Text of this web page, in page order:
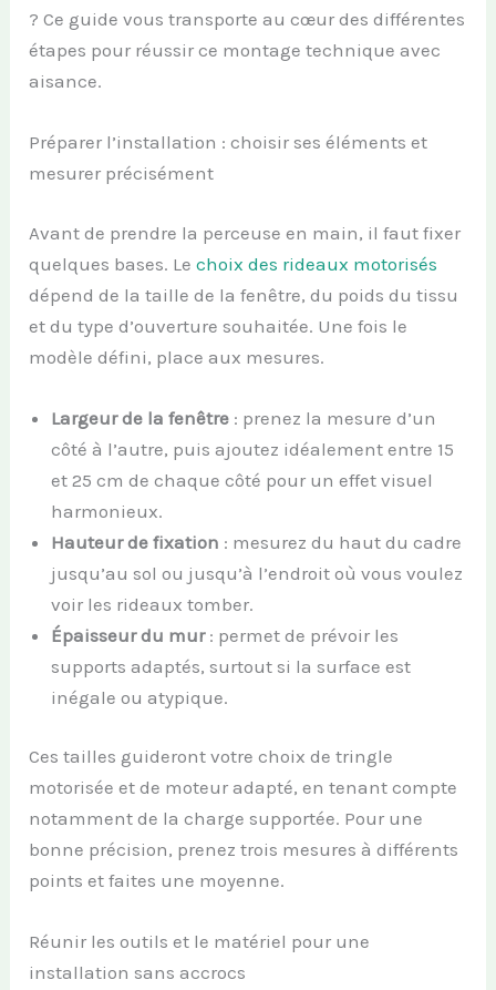
? Ce guide vous transporte au cœur des différentes
étapes pour réussir ce montage technique avec
aisance.
Préparer l’installation : choisir ses éléments et
mesurer précisément
Avant de prendre la perceuse en main, il faut fixer
quelques bases. Lechoix des rideaux motorisés
dépend de la taille de la fenêtre, du poids du tissu
et du type d’ouverture souhaitée. Une fois le
modèle défini, place aux mesures.
Largeur de la fenêtre : prenez la mesure d’un
côté à l’autre, puis ajoutez idéalement entre 15
et 25 cm de chaque côté pour un effet visuel
harmonieux.
Hauteur de fixation : mesurez du haut du cadre
jusqu’au sol ou jusqu’à l’endroit où vous voulez
voir les rideaux tomber.
Épaisseur du mur: permet de prévoir les
supports adaptés, surtout si la surface est
inégale ou atypique.
Ces tailles guideront votre choix de tringle
motorisée et de moteur adapté, en tenant compte
notamment de la charge supportée. Pour une
bonne précision, prenez trois mesures à différents
points et faites une moyenne.
Réunir les outils et le matériel pour une
installation sans accrocs